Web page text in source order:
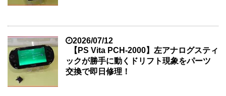
2026/07/12
【PS Vita PCH-2000】左アナログスティ
ックが勝手に動くドリフト現象をパーツ
交換で即日修理！